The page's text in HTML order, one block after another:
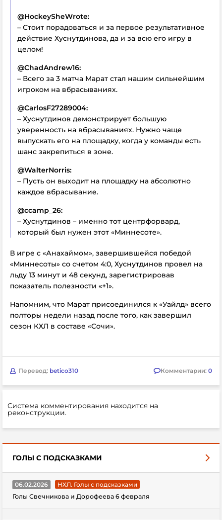
@HockeySheWrote:
– Стоит порадоваться и за первое результативное
действие Хуснутдинова, да и за всю его игру в
целом!
@ChadAndrew16:
– Всего за 3 матча Марат стал нашим сильнейшим
игроком на вбрасываниях.
@CarlosF27289004:
– Хуснутдинов демонстрирует большую
уверенность на вбрасываниях. Нужно чаще
выпускать его на площадку, когда у команды есть
шанс закрепиться в зоне.
@WalterNorris:
– Пусть он выходит на площадку на абсолютно
каждое вбрасывание.
@ccamp_26:
– Хуснутдинов – именно тот центрфорвард,
который был нужен этот «Миннесоте».
В игре с «Анахаймом», завершившейся победой
«Миннесоты» со счетом 4:0, Хуснутдинов провел на
льду 13 минут и 48 секунд, зарегистрировав
показатель полезности «+1».
Напомним, что Марат присоединился к «Уайлд» всего
полторы недели назад после того, как завершил
сезон КХЛ в составе «Сочи».
Перевод: betico310 Комментарии: 0
Система комментирования находится на
реконструкции.
ГОЛЫ С ПОДСКАЗКАМИ
06.02.2026
НХЛ. Голы с подсказками
Голы Свечникова и Дорофеева 6 февраля